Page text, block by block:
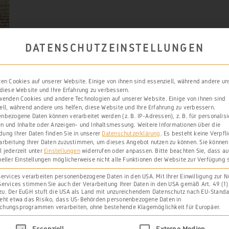
,
DATENSCHUTZEINSTELLUNGEN
Cookies auf unserer Website. Einige von ihnen sind essenziell, während andere
Website und Ihre Erfahrung zu verbessern.
Cookies und andere Technologien auf unserer Website. Einige von ihnen sind
während andere uns helfen, diese Website und Ihre Erfahrung zu verbessern.
Daten können verarbeitet werden (z. B. IP-Adressen), z. B. für
und Inhalte oder Anzeigen- und Inhaltsmessung. Weitere Informationen über die
Ihrer Daten finden Sie in unserer Datenschutzerklärung
Es besteht keine
Ihrer Daten zuzustimmen, um dieses Angebot nutzen zu können. Sie
jederzeit unter Einstellungenwiderrufen oder anpassen. Bitte beachten Sie, dass
Einstellungen möglicherweise nicht alle Funktionen der Website zur Verfügung
verarbeiten personenbezogene Daten in den USA. Mit Ihrer Einwilligung zur
stimmen Sie auch der Verarbeitung Ihrer Daten in den USA gemäß Art. 49
zu. Der EuGH stuft die USA als Land mit unzureichendem Datenschutz nach EU-
etwa das Risiko, dass US-Behörden personenbezogene Daten in
verarbeiten, ohne bestehende Klagemöglichkeit für Europäer.